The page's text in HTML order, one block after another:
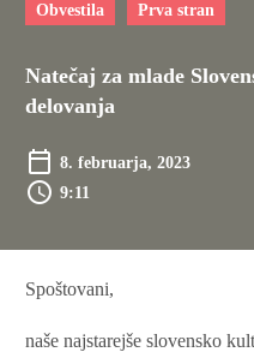
Obvestila Prva stran
Natečaj za mlade
delovanja
8. februarja, 2023
9:11
Spoštovani,
naše najstarejše slovensko